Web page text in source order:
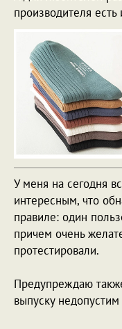
производителя есть
У меня на сегодня
интересным, что
правиле: один
причем очень
протестировали.
Предупреждаю
выпуску